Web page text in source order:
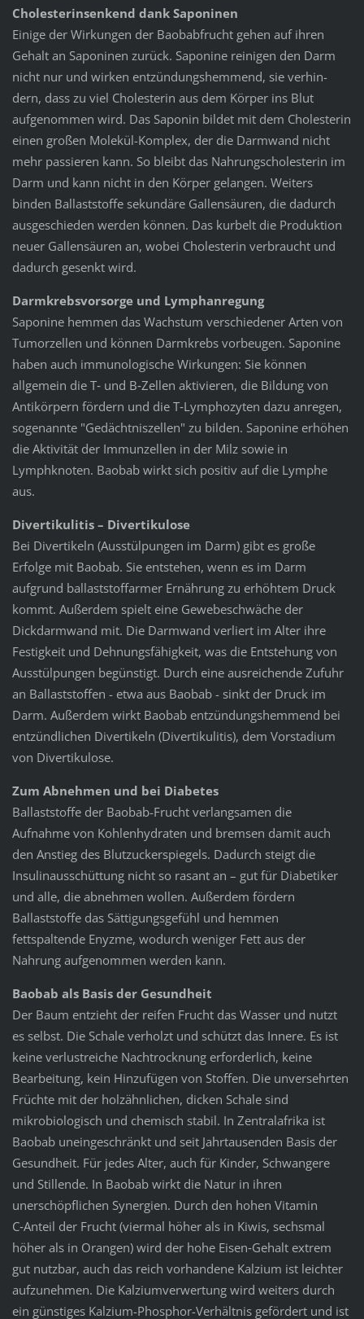
Cholesterinsenkend dank Saponinen
Einige der Wirkungen der Baobabfrucht gehen auf ihren
Gehalt an Saponinen zurück. Saponine reinigen den Darm
nicht nur und wirken entzündungshemmend, sie ver­hin­
dern, dass zu viel Cholesterin aus dem Körper ins Blut
aufgenommen wird. Das Saponin bildet mit dem Cholesterin
einen großen Molekül-Komplex, der die Darmwand nicht
mehr passieren kann. So bleibt das Nahrungscholesterin im
Darm und kann nicht in den Körper gelangen. Weiters
binden Ballaststoffe sekundäre Gallensäuren, die dadurch
ausgeschieden werden können. Das kurbelt die Produktion
neuer Gallensäuren an, wobei Cholesterin verbraucht und
dadurch gesenkt wird.
Darmkrebsvorsorge und Lymphanregung
Saponine hemmen das Wachstum verschiedener Ar­ten von
Tumorzellen und können Darmkrebs vorbeu­gen. Saponine
haben auch immunologische Wirkungen: Sie können
allgemein die T‑ und B‑Zellen aktivieren, die Bildung von
Antikörpern fördern und die T‑Lymphozyten dazu anregen,
sogenannte "Gedächt­niszellen" zu bilden. Saponine erhöhen
die Aktivität der Immunzellen in der Milz sowie in
Lymphknoten. Baobab wirkt sich positiv auf die Lymphe
aus.
Divertikulitis – Divertikulose
Bei Divertikeln (Ausstülpungen im Darm) gibt es große
Erfolge mit Baobab. Sie entstehen, wenn es im Darm
aufgrund ballaststoffarmer Ernährung zu erhöhtem Druck
kommt. Außerdem spielt eine Gewebeschwäche der
Dickdarmwand mit. Die Darmwand verliert im Alter ihre
Festigkeit und Dehnungsfähigkeit, was die Entstehung von
Ausstülpungen begünstigt. Durch eine ausreichende Zufuhr
an Ballaststoffen - etwa aus Baobab - sinkt der Druck im
Darm. Außerdem wirkt Baobab entzündungshemmend bei
entzündlichen Divertikeln (Divertikulitis), dem Vorstadium
von Divertikulose.
Zum Abnehmen und bei Diabetes
Ballaststoffe der Baobab-Frucht verlangsamen die
Aufnahme von Kohlenhydraten und bremsen damit auch
den Anstieg des Blutzuckerspiegels. Dadurch steigt die
Insulinausschüttung nicht so rasant an – gut für Diabetiker
und alle, die abnehmen wollen. Außerdem fördern
Ballaststoffe das Sättigungsgefühl und hemmen
fettspaltende Enyzme, wodurch weniger Fett aus der
Nahrung aufgenommen werden kann.
Baobab als Basis der Gesundheit
Der Baum entzieht der reifen Frucht das Wasser und nutzt
es selbst. Die Schale verholzt und schützt das Innere. Es ist
keine verlustreiche Nachtrocknung erforderlich, keine
Bearbeitung, kein Hinzufügen von Stoffen. Die unversehrten
Früchte mit der holz­ähn­lichen, dicken Schale sind
mikrobiologisch und che­misch stabil. In Zentralafrika ist
Baobab uneingeschränkt und seit Jahrtausenden Basis der
Gesundheit. Für jedes Alter, auch für Kinder, Schwangere
und Stillende. In Baobab wirkt die Natur in ihren
unerschöpflichen Synergien. Durch den hohen Vitamin
C‑Anteil der Frucht (viermal höher als in Kiwis, sechsmal
höher als in Orangen) wird der hohe Eisen‑Gehalt extrem
gut nutzbar, auch das reich vorhandene Kalzium ist leichter
aufzunehmen. Die Kalziumverwertung wird weiters durch
ein günstiges Kalzium-Phosphor-Verhältnis gefördert und ist